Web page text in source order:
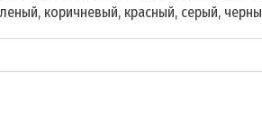
коричневый, красный, серый,